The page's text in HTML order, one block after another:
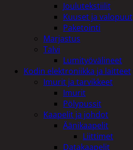
Joulutekstiilit
Kuuset ja valopuut
Paketointi
Marjastus
Talvi
Lumityövälineet
Kodin elektroniikka ja laitteet
Imurit ja tarvikkeet
Imurit
Pölypussit
Kaapelit ja johdot
Äänikaapelit
Liittimet
Datakaapelit